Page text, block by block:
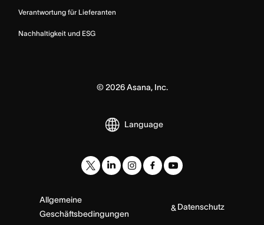
Verantwortung für Lieferanten
Nachhaltigkeit und ESG
© 2026Asana, Inc.
Language
Allgemeine
Geschäftsbedingungen
& Datenschutz